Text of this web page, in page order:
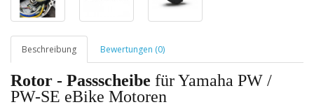
Beschreibung Bewertungen (0)
Rotor - Passscheibe für Yamaha PW /
PW-SE eBike Motoren